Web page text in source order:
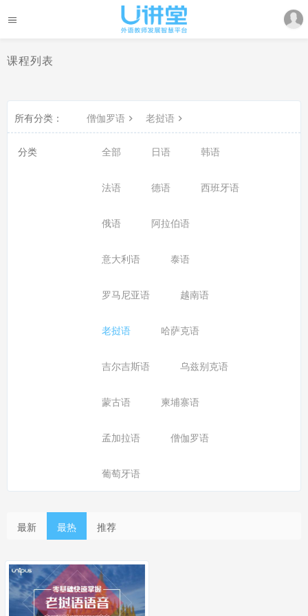
课程列表
所有分类： 僧伽罗语 老挝语
分类 全部 日语 韩语
法语 德语 西班牙语
俄语 阿拉伯语
意大利语 泰语
罗马尼亚语 越南语
老挝语 哈萨克语
吉尔吉斯语 乌兹别克语
蒙古语 柬埔寨语
孟加拉语 僧伽罗语
葡萄牙语
最新 最热 推荐